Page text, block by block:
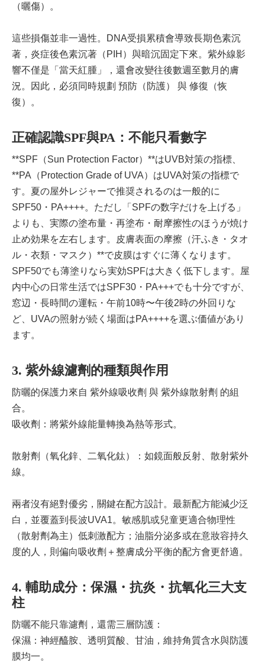
（曬傷）。
這些損傷並非一過性。DNA受損累積會導致長期色素沉
著，炎症後色素沉著（PIH）與暗沉固定下來。紫外線影
響不僅是「當天紅腫」，還會改變往後數週至數月的膚
況。因此，必須同時規劃 預防（防護） 與 修復（恢
復）。
正確認識SPF與PA：不能只看數字
**SPF（Sun Protection Factor）**はUVB対策の指標、
**PA（Protection Grade of UVA）はUVA対策の指標で
す。夏の屋外レジャーで推奨されるのは一般的に
SPF50・PA++++。ただし「SPFの数字だけを上げる」
よりも、実際の塗布量・再塗布・耐摩擦性のほうが焼け
止め効果を左右します。皮膚表面の摩擦（汗ふき・タオ
ル・衣類・マスク）**で皮膜はすぐに薄くなります。
SPF50でも薄塗りなら実効SPFは大きく低下します。屋
内中心の日常生活ではSPF30・PA+++でも十分ですが、
窓辺・長時間の運転・午前10時〜午後2時の外回りな
ど、UVAの照射が続く場面はPA++++を選ぶ価値があり
ます。
3. 紫外線濾劑的種類與作用
防曬的保護力來自 紫外線吸收劑 與 紫外線散射劑 的組
合。
吸收劑：將紫外線能量轉換為熱等形式。
散射劑（氧化鋅、二氧化鈦）：如鏡面般反射、散射紫外
線。
兩者沒有絕對優劣，關鍵在配方設計。最新配方能減少泛
白，並覆蓋到長波UVA1。敏感肌或兒童更適合物理性
（散射劑為主）低刺激配方；油脂分泌多或在意妝容持久
度的人，則偏向吸收劑＋整膚成分平衡的配方會更舒適。
4. 輔助成分：保濕・抗炎・抗氧化三大支
柱
防曬不能只靠濾劑，還需三層防護：
保濕：神經醯胺、透明質酸、甘油，維持角質含水與防護
膜均一。